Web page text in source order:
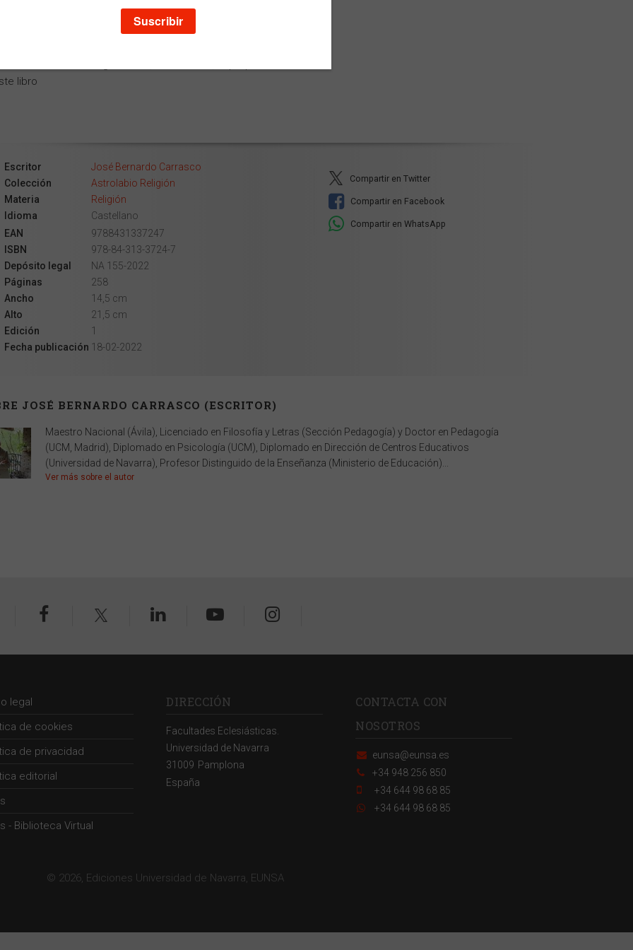
del ser humano. Es, en fin, el que puede hacernos
en la tierra y felices en el cielo. Pero, ¿sabes qué es el
libro
Escritor
José Bernardo Carrasco
Colección
Astrolabio Religión
Materia
Religión
Idioma
Castellano
EAN
9788431337247
ISBN
978-84-313-3724-7
Depósito legal
NA 155-2022
Páginas
258
Ancho
14,5 cm
Alto
21,5 cm
Edición
1
Fecha publicación 18-02-2022
Compartir en Twitter
Compartir en Facebook
Compartir en WhatsApp
JOSÉ BERNARDO CARRASCO (ESCRITOR)
Maestro Nacional (Ávila), Licenciado en Filosofía y Letras (Sección Pedagogía) y Doctor en Pedagogía
(UCM, Madrid), Diplomado en Psicología (UCM), Diplomado en Dirección de Centros Educativos
(Universidad de Navarra), Profesor Distinguido de la Enseñanza (Ministerio de Educación)...
Ver más sobre el autor
legal
de cookies
de privacidad
editorial
- Biblioteca Virtual
DIRECCIÓN
Facultades Eclesiásticas.
Universidad de Navarra
31009 Pamplona
España
CONTACTA CON
NOSOTROS
eunsa@eunsa.es
+34 948 256 850
+34 644 98 68 85
+34 644 98 68 85
© 2026, Ediciones Universidad de Navarra, EUNSA